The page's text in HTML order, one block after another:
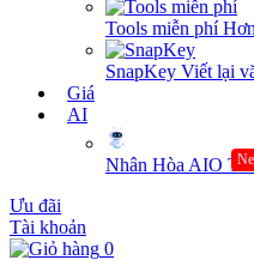
Tools miễn phí
SnapKey Viết lại
Giá
AI
Nhân Hòa AIO
Ưu đãi
Tài khoản
0